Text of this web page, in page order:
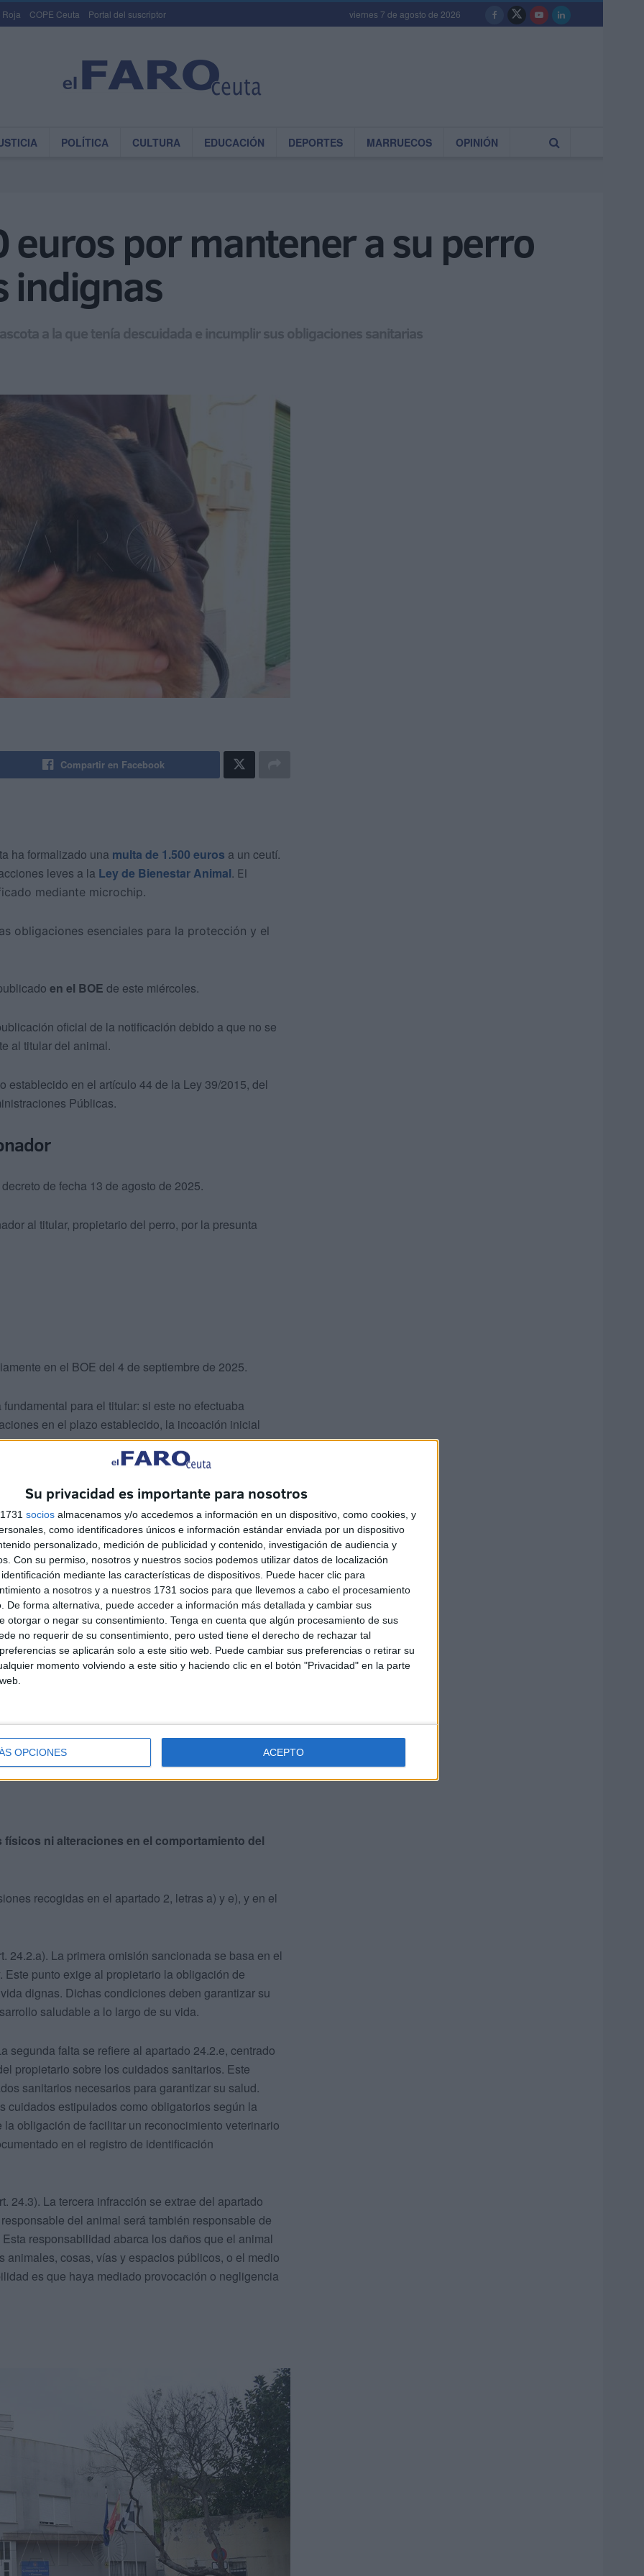
Su privacidad es importante para nosotros
socios almacenamos y/o accedemos a información en un dispositivo, como cookies, y
como identificadores únicos e información estándar enviada por un dispositivo
personalizado, medición de publicidad y contenido, investigación de audiencia y
Con su permiso, nosotros y nuestros socios podemos utilizar datos de localización
mediante las características de dispositivos. Puede hacer clic para
a nosotros y a nuestros 1731 socios para que llevemos a cabo el procesamiento
De forma alternativa, puede acceder a información más detallada y cambiar sus
otorgar o negar su consentimiento. Tenga en cuenta que algún procesamiento de sus
no requerir de su consentimiento, pero usted tiene el derecho de rechazar tal
se aplicarán solo a este sitio web. Puede cambiar sus preferencias o retirar su
momento volviendo a este sitio y haciendo clic en el botón "Privacidad" en la parte
OPCIONES ACEPTO
Roja COPE Ceuta Portal del suscriptor viernes 7 de agosto de 2026
POLÍTICA CULTURA EDUCACIÓN DEPORTES MARRUECOS OPINIÓN
euros por mantener a su perro
indignas
a la que tenía descuidada e incumplir sus obligaciones sanitarias
Compartir en Facebook
ha formalizado una multa de 1.500 euros a un ceutí.
leves a la Ley de Bienestar Animal. El
mediante microchip.
obligaciones esenciales para la protección y el
en el BOE de este miércoles.
oficial de la notificación debido a que no se
al titular del animal.
establecido en el artículo 44 de la Ley 39/2015, del
Públicas.
de fecha 13 de agosto de 2025.
al titular, propietario del perro, por la presunta
en el BOE del 4 de septiembre de 2025.
para el titular: si este no efectuaba
en el plazo establecido, la incoación inicial
de resolución.
constató que
pudieran desvirtuar los hechos objeto de sanción.
se procedió a continuar con la tramitacióndel
de prohibiciones u obligaciones establecidas
leve como toda conducta, por acción u omisión,
establecidas legalmente.
ni alteraciones en el comportamiento del
recogidas en el apartado 2, letras a) y e), y en el
24.2.a). La primera omisión sancionada se basa en el
punto exige al propietario la obligación de
dignas. Dichas condiciones deben garantizar su
saludable a lo largo de su vida.
segunda falta se refiere al apartado 24.2.e, centrado
propietario sobre los cuidados sanitarios. Este
sanitarios necesarios para garantizar su salud.
cuidados estipulados como obligatorios según la
obligación de facilitar un reconocimiento veterinario
en el registro de identificación
24.3). La tercera infracción se extrae del apartado
del animal será también responsable de
responsabilidad abarca los daños que el animal
animales, cosas, vías y espacios públicos, o el medio
es que haya mediado provocación o negligencia